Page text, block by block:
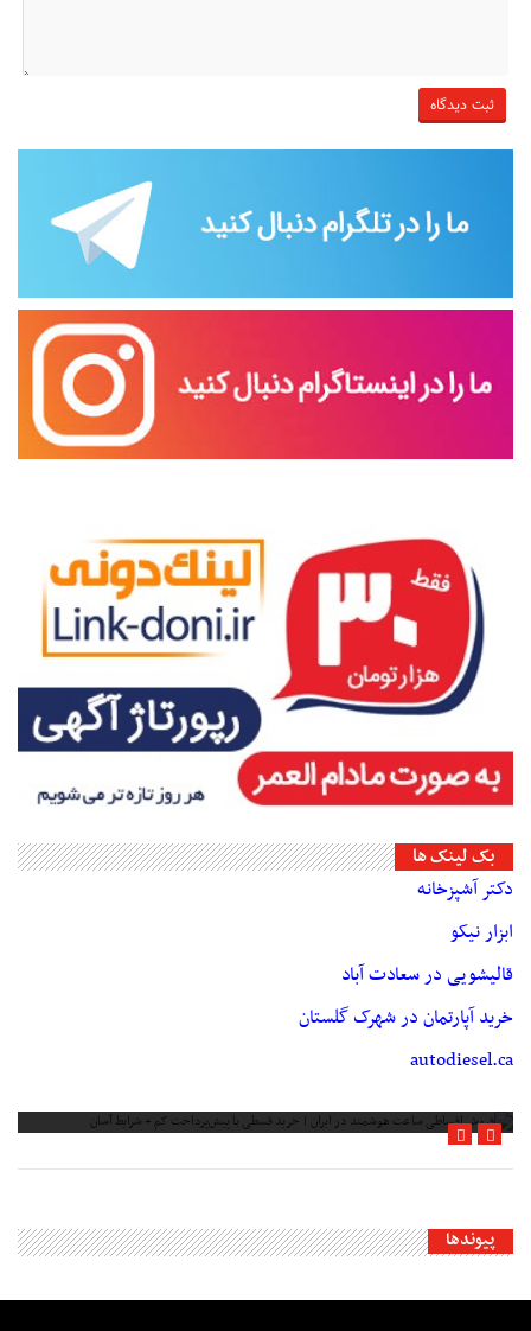
بک لینک ها
دکتر آشپزخانه
ابزار نیکو
قالیشویی در سعادت آباد
خرید آپارتمان در شهرک گلستان
autodiesel.ca
پیوندها